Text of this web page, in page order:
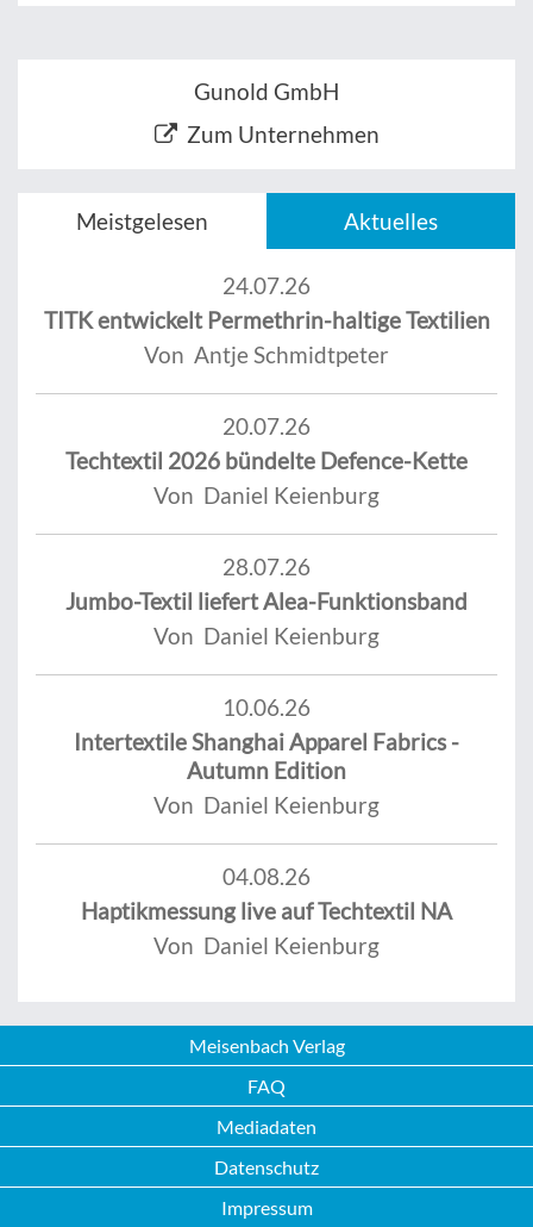
Gunold GmbH
Zum Unternehmen
Meistgelesen Aktuelles
24.07.26
TITK entwickelt Permethrin-haltige Textilien
Von Antje Schmidtpeter
20.07.26
Techtextil 2026 bündelte Defence-Kette
Von Daniel Keienburg
28.07.26
Jumbo-Textil liefert Alea-Funktionsband
Von Daniel Keienburg
10.06.26
Intertextile Shanghai Apparel Fabrics -
Autumn Edition
Von Daniel Keienburg
04.08.26
Haptikmessung live auf Techtextil NA
Von Daniel Keienburg
Meisenbach Verlag
FAQ
Mediadaten
Datenschutz
Impressum